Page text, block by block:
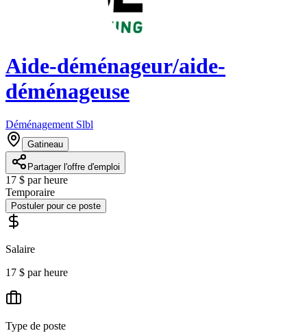
Aide-déménageur/aide-
déménageuse
Déménagement Slbl
Gatineau
Partager l'offre d'emploi
17 $ par heure
Temporaire
Postuler pour ce poste
Salaire
17 $ par heure
Type de poste